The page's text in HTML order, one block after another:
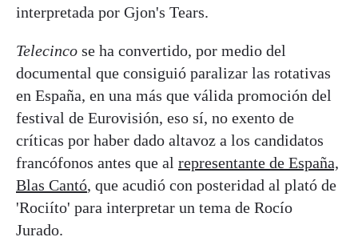
interpretada por Gjon's Tears.
Telecinco se ha convertido, por medio del
documental que consiguió paralizar las rotativas
en España, en una más que válida promoción del
festival de Eurovisión, eso sí, no exento de
críticas por haber dado altavoz a los candidatos
francófonos antes que al representante de España,
Blas Cantó, que acudió con posteridad al plató de
'Rociíto' para interpretar un tema de Rocío
Jurado.